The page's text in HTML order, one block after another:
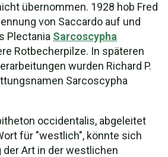
übernommen. 1928 hob Fred
von Saccardo auf und
Plectania Sarcoscypha
Rotbecherpilze. In späteren
wurden Richard P.
Sarcoscypha
occidentalis, abgeleitet
für "westlich", könnte sich
der Art in der westlichen